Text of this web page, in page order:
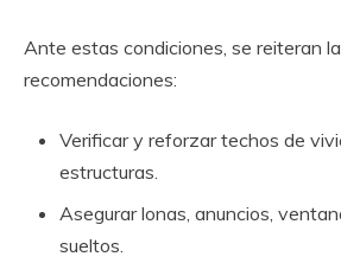
Ante estas condiciones, se reiteran
recomendaciones:
Verificar y reforzar techos de
estructuras.
Asegurar lonas, anuncios,
sueltos.